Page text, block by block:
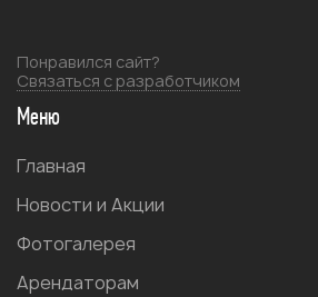
Понравился сайт?
Связаться с разработчиком
Меню
Главная
Новости и Акции
Фотогалерея
Арендаторам